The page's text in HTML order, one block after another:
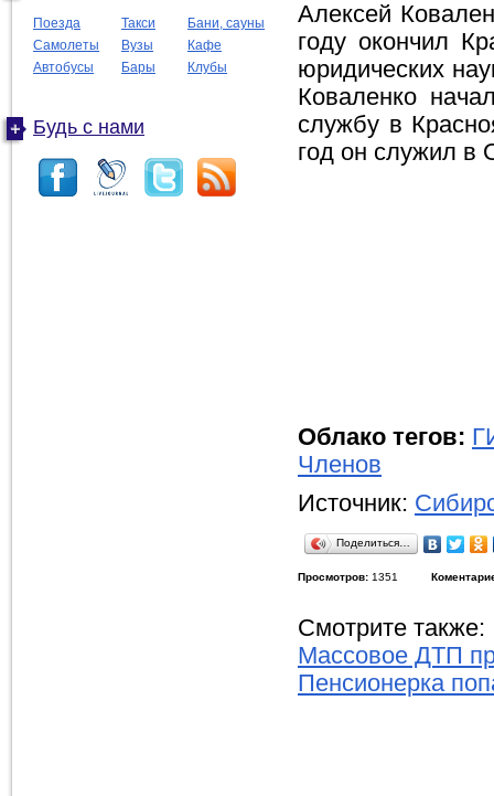
Поезда Такси
Бани, сауны
Самолеты
Вузы
Кафе
Автобусы
Бары Клубы
Будь с нами
Алексей
году окончил
юридических
Коваленко
службу в
год он служил
Облако тегов:
Членов
Источник:
Поделиться…
Просмотров: 1351
Смотрите также:
Массовое ДТП
Пенсионерка